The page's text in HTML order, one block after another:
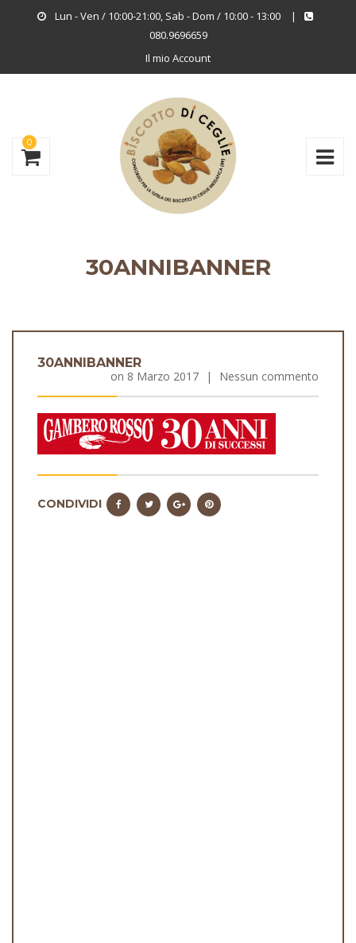
Lun - Ven / 10:00-21:00, Sab - Dom / 10:00 - 13:00
|
080.9696659
Il mio Account
0
30ANNIBANNER
30ANNIBANNER
on 8 Marzo 2017 | Nessun commento
CONDIVIDI